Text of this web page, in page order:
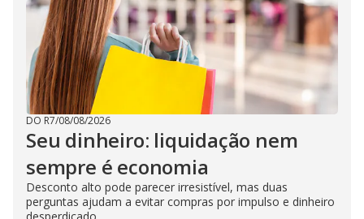
DO R7/08/08/2026
Seu dinheiro: liquidação nem
sempre é economia
Desconto alto pode parecer irresistível, mas duas
perguntas ajudam a evitar compras por impulso e dinheiro
desperdiçado